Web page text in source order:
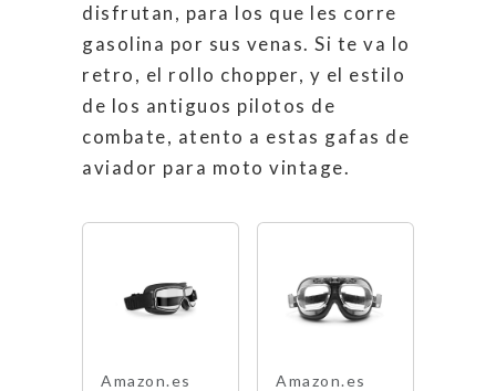
disfrutan, para los que les corre
gasolina por sus venas. Si te va lo
retro, el rollo chopper, y el estilo
de los antiguos pilotos de
combate, atento a estas gafas de
aviador para moto vintage.
Amazon.es Amazon.es